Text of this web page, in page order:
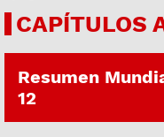
CAPÍTULOS
26-06-2018
Resumen
12